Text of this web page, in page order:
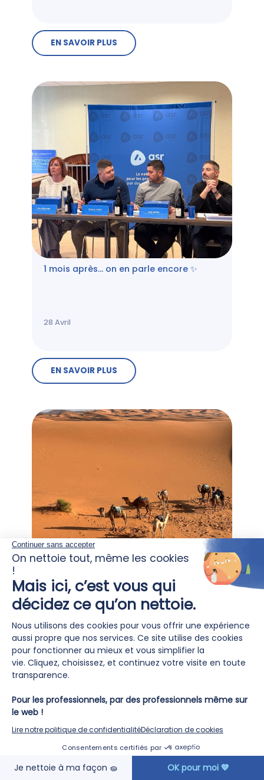
EN SAVOIR PLUS
1 mois après… on en parle encore ✨
28 Avril
EN SAVOIR PLUS
2026 marque bien plus qu’un
partenariat 🤝
24Avril
EN SAVOIR PLUS